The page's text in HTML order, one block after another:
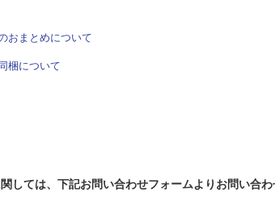
おまとめについて
梱について
しては、下記お問い合わせフォームよりお問い合わ